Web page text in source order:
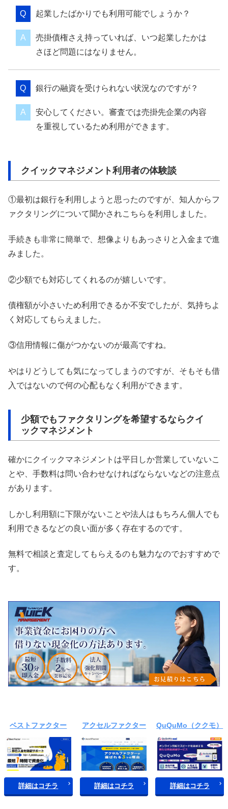
起業したばかりでも利用可能でしょうか？
売掛債権さえ持っていれば、いつ起業したかは
さほど問題にはなりません。
銀行の融資を受けられない状況なのですが？
安心してください。審査では売掛先企業の内容
を重視しているため利用ができます。
クイックマネジメント利用者の体験談
①最初は銀行を利用しようと思ったのですが、知人からフ
ァクタリングについて聞かされこちらを利用しました。
手続きも非常に簡単で、想像よりもあっさりと入金まで進
みました。
②少額でも対応してくれるのが嬉しいです。
債権額が小さいため利用できるか不安でしたが、気持ちよ
く対応してもらえました。
③信用情報に傷がつかないのが最高ですね。
やはりどうしても気になってしまうのですが、そもそも借
入ではないので何の心配もなく利用ができます。
少額でもファクタリングを希望するならクイ
ックマネジメント
確かにクイックマネジメントは平日しか営業していないこ
とや、手数料は問い合わせなければならないなどの注意点
があります。
しかし利用額に下限がないことや法人はもちろん個人でも
利用できるなどの良い面が多く存在するのです。
無料で相談と査定してもらえるのも魅力なのでおすすめで
す。
ベストファクター
詳細はコチラ
アクセルファクター
詳細はコチラ
QuQuMo（ククモ）
詳細はコチラ